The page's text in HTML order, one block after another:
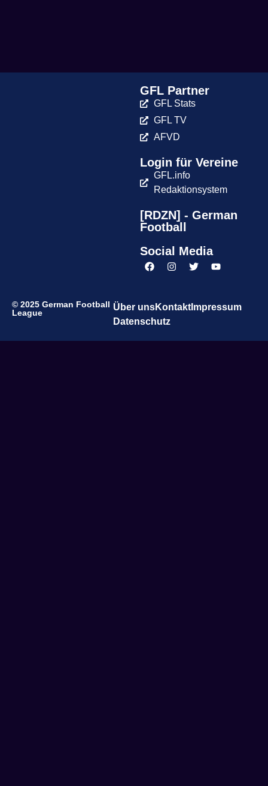
GFL Partner
GFL Stats
GFL TV
AFVD
Login für Vereine
GFL.info
Redaktionsystem
[RDZN] - German
Football
Social Media
© 2025 German Football
League
Über unsKontaktImpressum
Datenschutz